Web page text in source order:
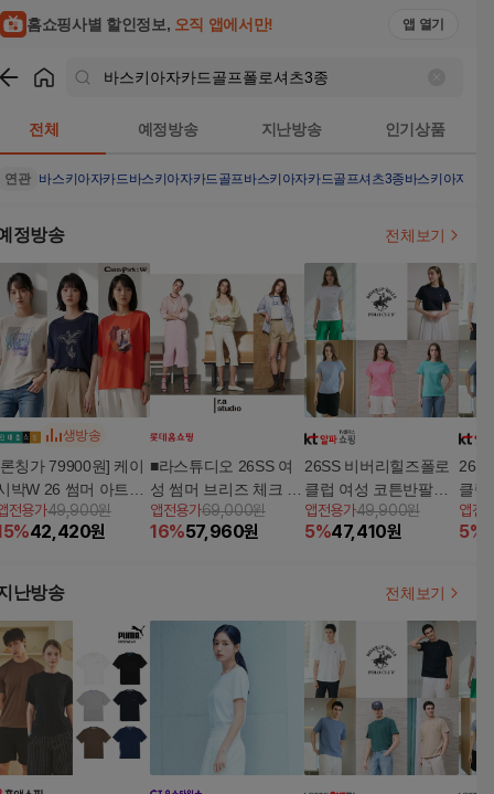
홈쇼핑사별 할인정보, 오직 앱에서만! 앱 열기
전체 예정방송 지난방송 인기상품
연관 바스키아자카드바스키아자카드골프바스키아자카드골프셔츠3종바스키아자카
정방송 전체보기
생방송
칭가 79900원] 케이
박W 26 썸머 아트웍
블라우스 3종
전용가49,900원
%42,420원
■라스튜디오 26SS 여
성 썸머 브리즈 체크 셔
츠 3종
앱전용가69,000원
16%57,960원
26SS 비버리힐즈폴로
클럽 여성 코튼반팔티
셔츠 5종
앱전용가49,900원
5%47,410원
클럽
셔츠
앱전
5%
난방송 전체보기